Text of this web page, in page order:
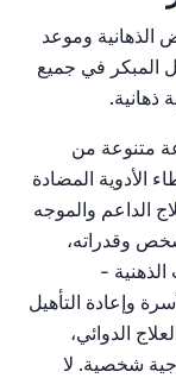
الذهانية وموعد
المبكر في جميع
ذهانية.
متنوعة من
الأدوية المضادة
الداعم والموجه
وقدراته،
-
وإعادة التأهيل
الدوائي،
شخصية. لا